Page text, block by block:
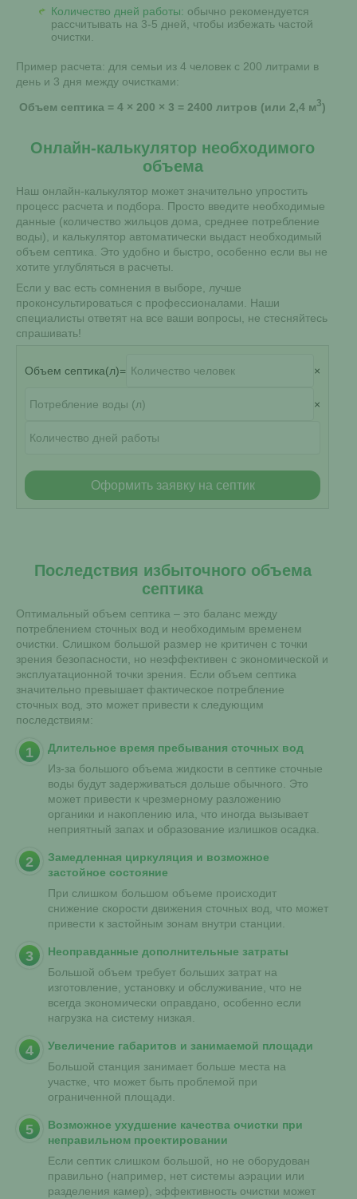
Количество дней работы: обычно рекомендуется
рассчитывать на 3-5 дней, чтобы избежать частой
очистки.
Пример расчета: для семьи из 4 человек с 200 литрами в
день и 3 дня между очистками:
Объем септика = 4 × 200 × 3 = 2400 литров (или 2,4 м3)
Онлайн-калькулятор необходимого
объема
Наш онлайн-калькулятор может значительно упростить
процесс расчета и подбора. Просто введите необходимые
данные (количество жильцов дома, среднее потребление
воды), и калькулятор автоматически выдаст необходимый
объем септика. Это удобно и быстро, особенно если вы не
хотите углубляться в расчеты.
Если у вас есть сомнения в выборе, лучше
проконсультироваться с профессионалами. Наши
специалисты ответят на все ваши вопросы, не стесняйтесь
спрашивать!
Объем септика(л)= ×
×
Оформить заявку на септик
Последствия избыточного объема
септика
Оптимальный объем септика – это баланс между
потреблением сточных вод и необходимым временем
очистки. Слишком большой размер не критичен с точки
зрения безопасности, но неэффективен с экономической и
эксплуатационной точки зрения. Если объем септика
значительно превышает фактическое потребление
сточных вод, это может привести к следующим
последствиям:
Длительное время пребывания сточных вод
Из-за большого объема жидкости в септике сточные
воды будут задерживаться дольше обычного. Это
может привести к чрезмерному разложению
органики и накоплению ила, что иногда вызывает
неприятный запах и образование излишков осадка.
Замедленная циркуляция и возможное
застойное состояние
При слишком большом объеме происходит
снижение скорости движения сточных вод, что может
привести к застойным зонам внутри станции.
Неоправданные дополнительные затраты
Большой объем требует больших затрат на
изготовление, установку и обслуживание, что не
всегда экономически оправдано, особенно если
нагрузка на систему низкая.
Увеличение габаритов и занимаемой площади
Большой станция занимает больше места на
участке, что может быть проблемой при
ограниченной площади.
Возможное ухудшение качества очистки при
неправильном проектировании
Если септик слишком большой, но не оборудован
правильно (например, нет системы аэрации или
разделения камер), эффективность очистки может